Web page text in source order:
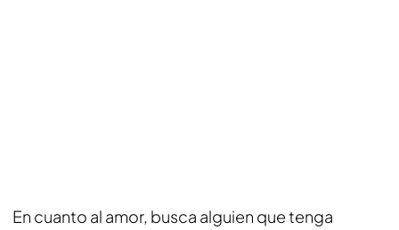
En cuanto al amor, busca alguien que tenga